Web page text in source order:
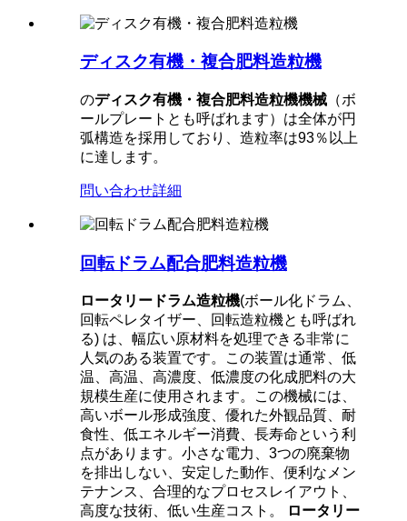
ディスク有機・複合肥料造粒機
のディスク有機・複合肥料造粒機機械 （ボ
ールプレートとも呼ばれます）は全体が円
弧構造を採用しており、造粒率は93％以上
に達します。
問い合わせ詳細
回転ドラム配合肥料造粒機
ロータリードラム造粒機(ボール化ドラム、
回転ペレタイザー、回転造粒機とも呼ばれ
る) は、幅広い原材料を処理できる非常に
人気のある装置です。この装置は通常、低
温、高温、高濃度、低濃度の化成肥料の大
規模生産に使用されます。この機械には、
高いボール形成強度、優れた外観品質、耐
食性、低エネルギー消費、長寿命という利
点があります。小さな電力、3つの廃棄物
を排出しない、安定した動作、便利なメン
テナンス、合理的なプロセスレイアウト、
高度な技術、低い生産コスト。
ロータリー